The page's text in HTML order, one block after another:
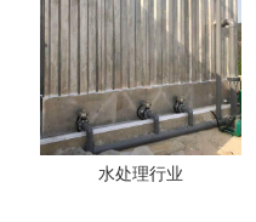
水处理行业